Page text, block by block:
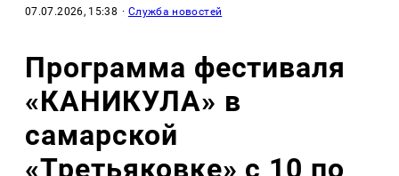
07.07.2026, 15:38 · Служба новостей
Программа фестиваля
«КАНИКУЛА» в
самарской
«Третьяковке» с 10 по